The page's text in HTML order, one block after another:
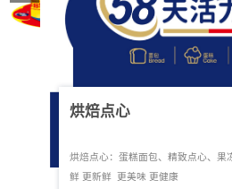
烘焙点心
烘焙点心：蛋糕面包、精致点心、果
鲜 更新鲜 更美味 更健康